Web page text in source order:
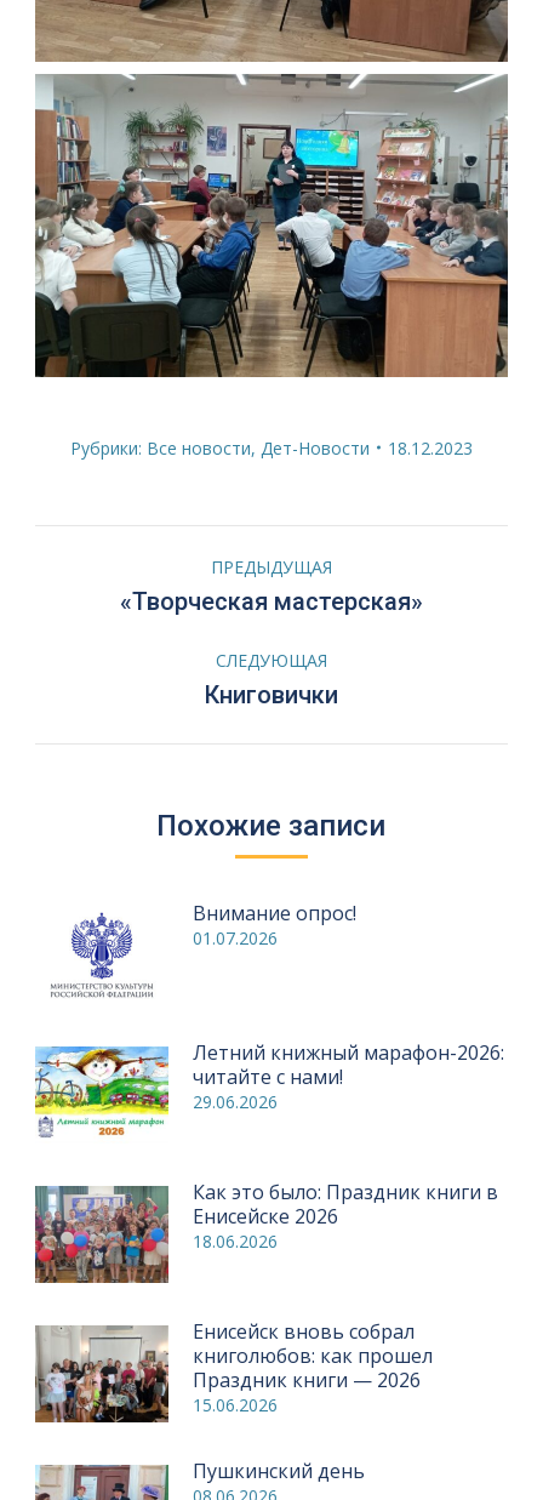
Рубрики: Все новости, Дет-Новости 18.12.2023
НавигацияПРЕДЫДУЩАЯ
Предыдущая
«Творческая мастерская»
СЛЕДУЮЩАЯ
Следующая
Книговички
Похожие записи
Внимание опрос!
01.07.2026
Летний книжный марафон-2026:
читайте с нами!
29.06.2026
Как это было: Праздник книги в
Енисейске 2026
18.06.2026
Енисейск вновь собрал
книголюбов: как прошел
Праздник книги — 2026
15.06.2026
Пушкинский день